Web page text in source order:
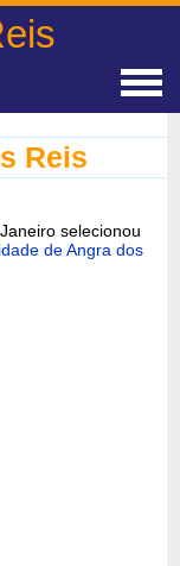
Reis
selecionou
de Angra dos